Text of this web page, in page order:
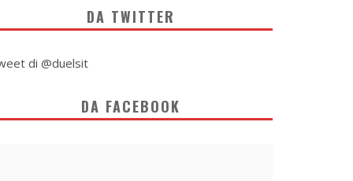
DA TWITTER
di @duelsit
DA FACEBOOK